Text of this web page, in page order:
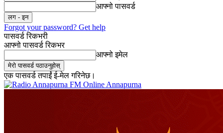
आफ्नो पासवर्ड
Forgot your password? Get help
पासवर्ड रिकभरी
आफ्नो पासवर्ड रिकभर
आफ्नो इमेल
एक पासवर्ड तपाईं ई-मेल गरिनेछ।
Online Annapurna